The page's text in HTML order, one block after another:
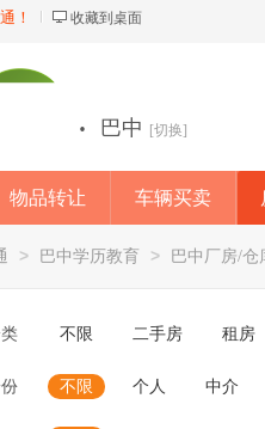
！ 收藏到桌面
· 巴中 [切换]
物品转让 车辆买卖
> 巴中学历教育 > 巴中厂房/仓
不限 二手房 租房
不限 个人 中介